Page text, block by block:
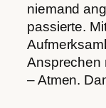
niemand
passierte.
Ansprechen
– Atmen.